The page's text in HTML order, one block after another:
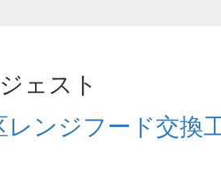
ンジフード交換